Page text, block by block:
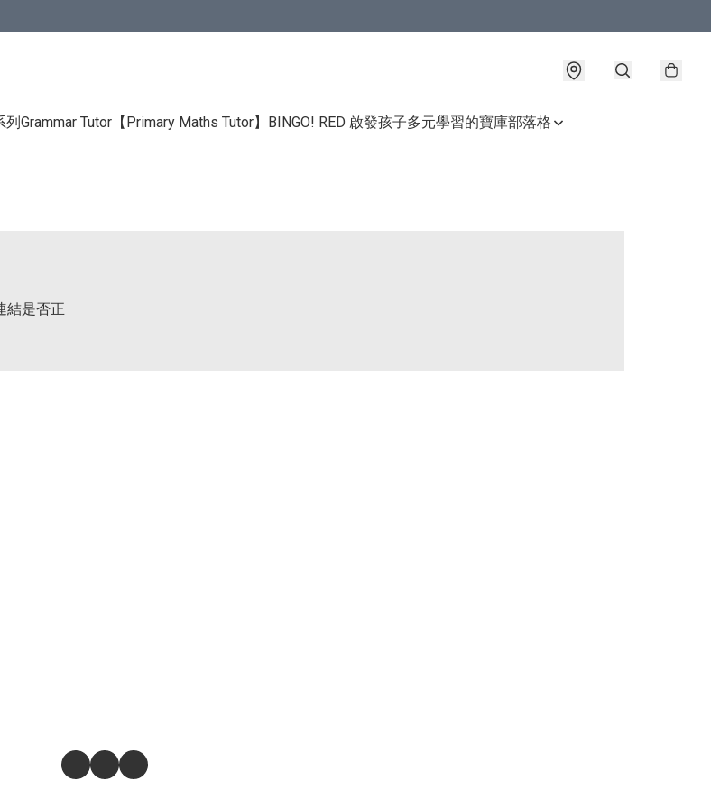
Grammar Tutor 【Primary Maths Tutor】 BINGO! RED 啟發孩子多元學習的寶庫部落格
結是否正